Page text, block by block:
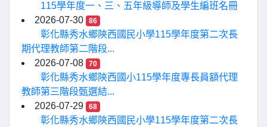
115學年度一、三、五年級導師及學生編班名冊
2026-07-30
86
彰化縣秀水鄉陝西國民小學115學年度第二次長
期代理教師第二階段...
2026-07-08
70
彰化縣秀水鄉陝西國小115學年度專長員額代理
教師第三階段甄選結...
2026-07-29
68
彰化縣秀水鄉陝西國民小學115學年度第二次長